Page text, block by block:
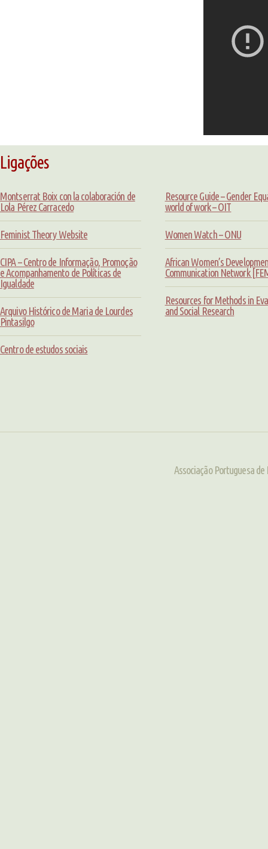
Ligações
Montserrat Boix con la colaboración de
Lola Pérez Carracedo
Feminist Theory Website
CIPA – Centro de Informação, Promoção
e Acompanhamento de Políticas de
Igualdade
Arquivo Histórico de Maria de Lourdes
Pintasilgo
Centro de estudos sociais
Resource Guide – Gender
world of work – OIT
Women Watch – ONU
African Women’s
Communication Network
Resources for Methods in
and Social Research
Associação Portuguesa